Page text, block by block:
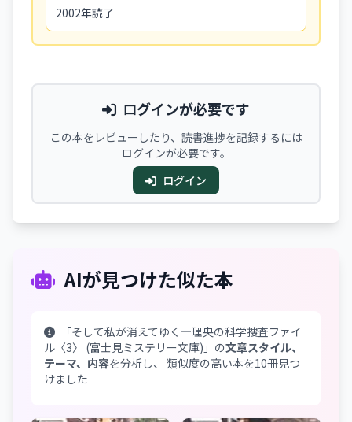
2002年読了
ログインが必要です
この本をレビューしたり、読書進捗を記録するには
ログインが必要です。
ログイン
AIが見つけた似た本
「そして私が消えてゆく―理央の科学捜査ファイ
ル〈3〉 (富士見ミステリー文庫)」の文章スタイル、
テーマ、内容を分析し、 類似度の高い本を10冊見つ
けました